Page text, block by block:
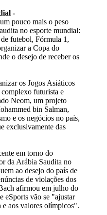
-
pouco mais o peso
no esporte mundial:
futebol, Fórmula 1,
a Copa do
o desejo de receber os
os Jogos Asiáticos
futurista e
Neom, um projeto
bin Salman,
e os negócios no país,
exclusivamente das
em torno do
da Arábia Saudita no
ao desejo do país de
de violações dos
afirmou em julho do
eSports vão se "ajustar
aos valores olímpicos".